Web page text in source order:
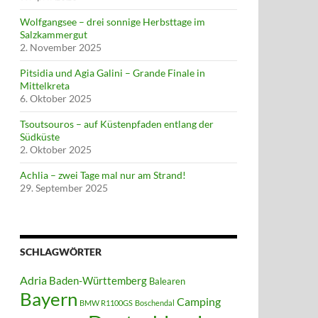
Wolfgangsee – drei sonnige Herbsttage im
Salzkammergut
2. November 2025
Pitsidia und Agia Galini – Grande Finale in
Mittelkreta
6. Oktober 2025
Tsoutsouros – auf Küstenpfaden entlang der
Südküste
2. Oktober 2025
Achlia – zwei Tage mal nur am Strand!
29. September 2025
SCHLAGWÖRTER
Adria Baden-Württemberg Balearen
Bayern BMW R1100GS Boschendal Camping